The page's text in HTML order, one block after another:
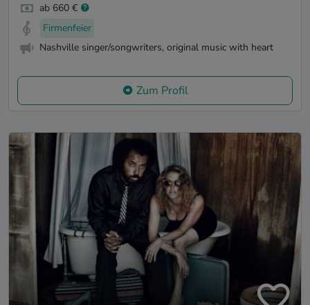
ab 660 €
Firmenfeier
Nashville singer/songwriters, original music with heart
Zum Profil